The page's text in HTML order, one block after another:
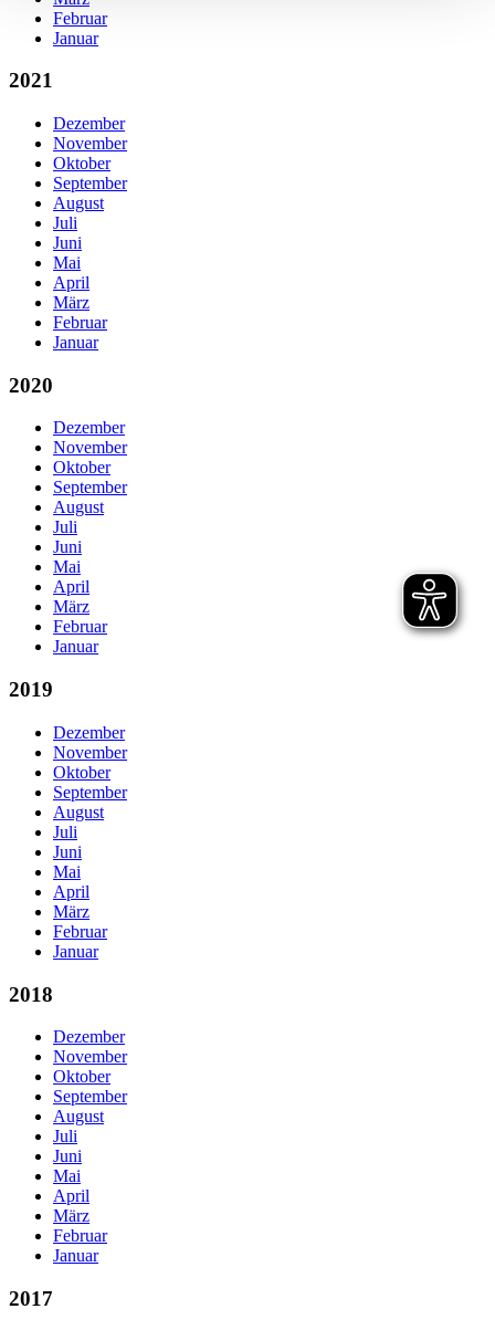
Februar
Januar
2021
Dezember
November
Oktober
September
August
Juli
Juni
Mai
April
März
Februar
Januar
2020
Dezember
November
Oktober
September
August
Juli
Juni
Mai
April
März
Februar
Januar
2019
Dezember
November
Oktober
September
August
Juli
Juni
Mai
April
März
Februar
Januar
2018
Dezember
November
Oktober
September
August
Juli
Juni
Mai
April
März
Februar
Januar
2017